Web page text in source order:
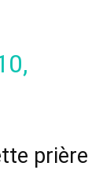
prière